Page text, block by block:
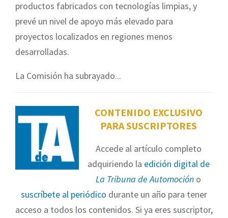
productos fabricados con tecnologías limpias, y
prevé un nivel de apoyo más elevado para
proyectos localizados en regiones menos
desarrolladas.
La Comisión ha subrayado...
CONTENIDO EXCLUSIVO
PARA SUSCRIPTORES
Accede al artículo completo
adquiriendo la edición digital de
La Tribuna de Automoción o
suscríbete al periódico durante un año para tener
acceso a todos los contenidos. Si ya eres suscriptor,